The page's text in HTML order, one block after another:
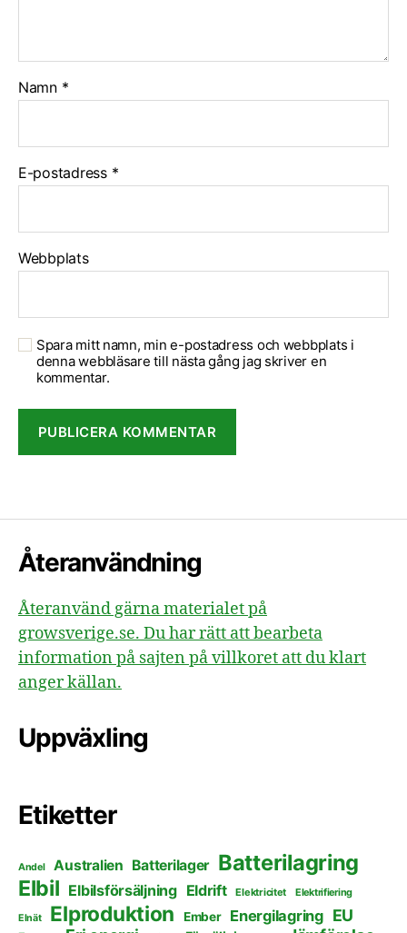
Namn *
E-postadress *
Webbplats
Spara mitt namn, min e-postadress och webbplats i
denna webbläsare till nästa gång jag skriver en
kommentar.
Återanvändning
Återanvänd gärna materialet på
growsverige.se. Du har rätt att bearbeta
information på sajten på villkoret att du klart
anger källan.
Uppväxling
Etiketter
Andel Australien Batterilager Batterilagring
Elbil Elbilsförsäljning Eldrift Elektricitet Elektrifiering
Elnät Elproduktion Ember Energilagring EU